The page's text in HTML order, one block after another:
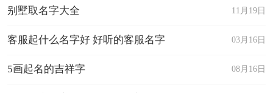
11月19日
别墅取名字大全
03月16日
客服起什么名字好 好听的客服名字
08月16日
5画起名的吉祥字